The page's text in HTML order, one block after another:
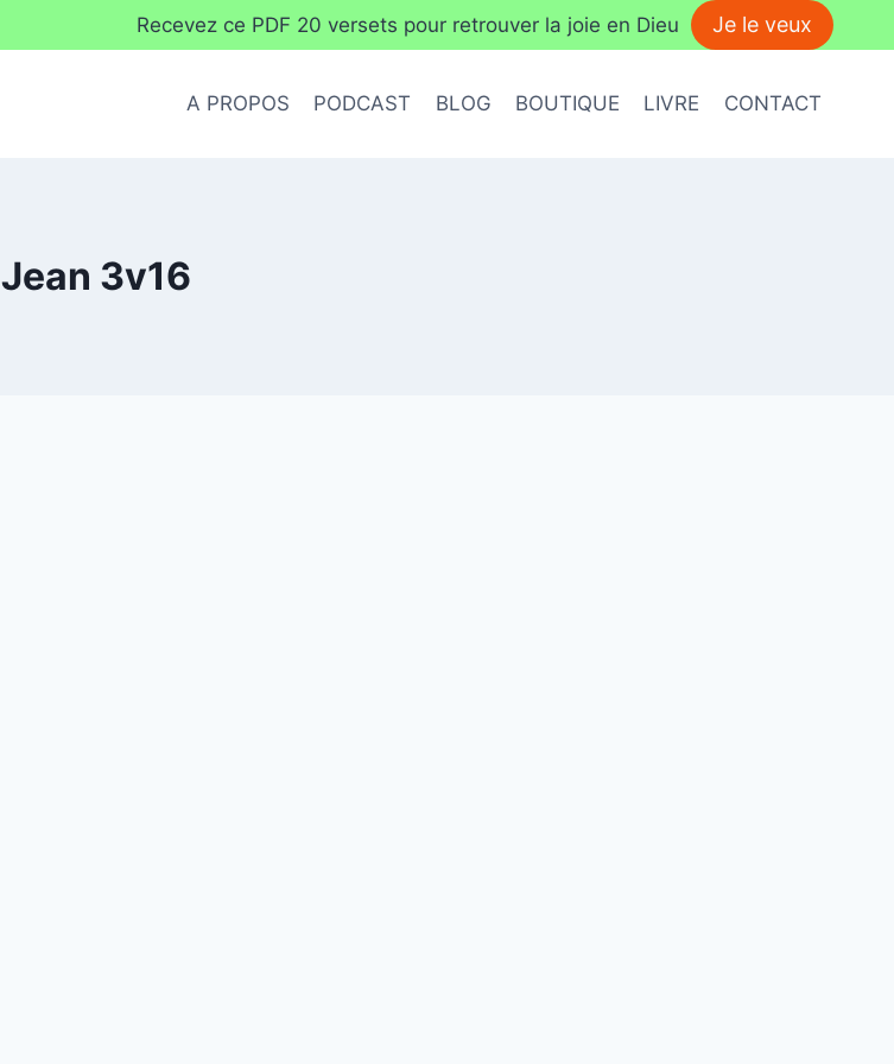
Recevez ce PDF 20 versets pour retrouver la joie en Dieu Je le veux
A PROPOS PODCAST BLOG BOUTIQUE LIVRE CONTACT
Jean 3v16